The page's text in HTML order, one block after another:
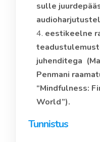
sulle
eestikeelne
juhenditega
Penmani
“Mindfulness:
World”).
Tunnistus